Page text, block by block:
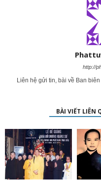
http://
Liên hệ gửi tin, bài về Ban biên
BÀI VIẾT LIÊN